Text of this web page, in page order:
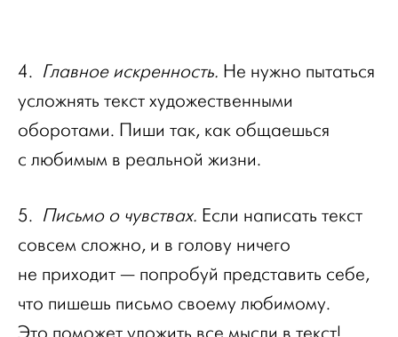
4. Главное искренность. Не нужно пытаться
усложнять текст художественными
оборотами. Пиши так, как общаешься
с любимым в реальной жизни.
5. Письмо о чувствах. Если написать текст
совсем сложно, и в голову ничего
не приходит — попробуй представить себе,
что пишешь письмо своему любимому.